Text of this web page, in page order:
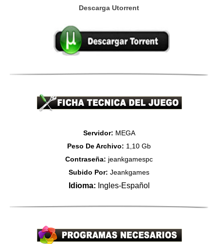
Descarga Utorrent
Servidor: MEGA
Peso De Archivo: 1,10 Gb
Contraseña: jeankgamespc
Subido Por: Jeankgames
Idioma: Ingles-Español